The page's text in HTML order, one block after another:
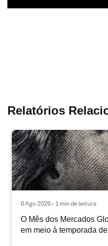
Relatórios
6 Ago 2026 • 1 min de leitura
O Mês dos Mercados
em meio à temporada